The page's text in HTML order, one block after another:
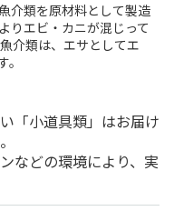
介類を原材料として製造
りエビ・カニが混じって
介類は、エサとしてエ
「小道具類」はお届け
などの環境により、実